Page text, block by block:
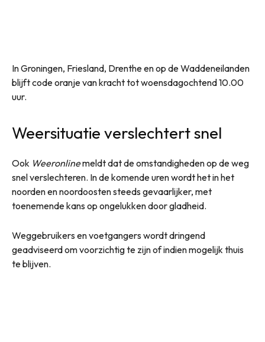
In Groningen, Friesland, Drenthe en op de Waddeneilanden
blijft code oranje van kracht tot woensdagochtend 10.00
uur.
Weersituatie verslechtert snel
Ook Weeronlinemeldt dat de omstandigheden op de weg
snel verslechteren. In de komende uren wordt het in het
noorden en noordoosten steeds gevaarlijker, met
toenemende kans op ongelukken door gladheid.
Weggebruikers en voetgangers wordt dringend
geadviseerd om voorzichtig te zijn of indien mogelijk thuis
te blijven.